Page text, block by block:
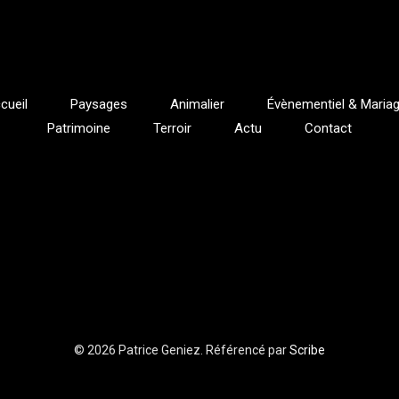
Paysages Animalier
Évènementiel &
Patrimoine
Terroir Actu Contact
© 2026 Patrice Geniez. Référencé parScribe